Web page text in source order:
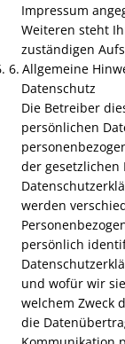
Impressum
Weiteren steht
zuständigen
Allgemeine
Datenschutz
Die Betreiber
persönlichen
der gesetzlichen
werden
persönlich
und wofür wir
welchem Zweck
die